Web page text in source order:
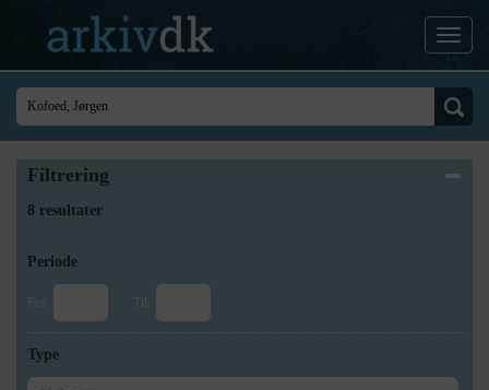
Filtrering
8 resultater
Periode
Fra Til
Type